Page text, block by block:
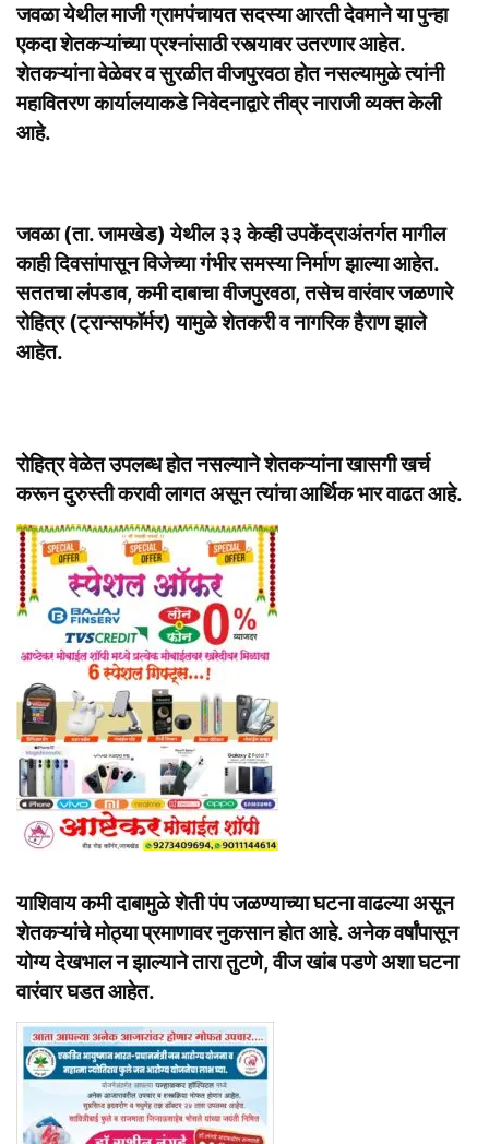
जवळा येथील माजी ग्रामपंचायत सदस्या आरती देवमाने या पुन्हा
एकदा शेतकऱ्यांच्या प्रश्नांसाठी रस्त्यावर उतरणार आहेत.
शेतकऱ्यांना वेळेवर व सुरळीत वीजपुरवठा होत नसल्यामुळे त्यांनी
महावितरण कार्यालयाकडे निवेदनाद्वारे तीव्र नाराजी व्यक्त केली
आहे.
जवळा (ता. जामखेड) येथील ३३ केव्ही उपकेंद्राअंतर्गत मागील
काही दिवसांपासून विजेच्या गंभीर समस्या निर्माण झाल्या आहेत.
सततचा लंपडाव, कमी दाबाचा वीजपुरवठा, तसेच वारंवार जळणारे
रोहित्र (ट्रान्सफॉर्मर) यामुळे शेतकरी व नागरिक हैराण झाले
आहेत.
रोहित्र वेळेत उपलब्ध होत नसल्याने शेतकऱ्यांना खासगी खर्च
करून दुरुस्ती करावी लागत असून त्यांचा आर्थिक भार वाढत आहे.
याशिवाय कमी दाबामुळे शेती पंप जळण्याच्या घटना वाढल्या असून
शेतकऱ्यांचे मोठ्या प्रमाणावर नुकसान होत आहे. अनेक वर्षांपासून
योग्य देखभाल न झाल्याने तारा तुटणे, वीज खांब पडणे अशा घटना
वारंवार घडत आहेत.